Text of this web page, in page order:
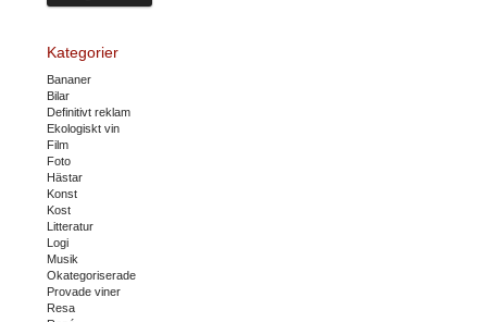
Kategorier
Bananer
Bilar
Definitivt reklam
Ekologiskt vin
Film
Foto
Hästar
Konst
Kost
Litteratur
Logi
Musik
Okategoriserade
Provade viner
Resa